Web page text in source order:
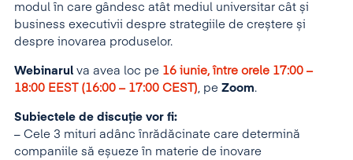
modul în care gândesc atât mediul universitar cât și
business executivii despre strategiile de creștere și
despre inovarea produselor.
Webinarul va avea loc pe 16 iunie, între orele 17:00 –
18:00 EEST (16:00 – 17:00 CEST) , pe Zoom.
Subiectele de discuție vor fi:
– Cele 3 mituri adânc înrădăcinate care determină
companiile să eșueze în materie de inovare